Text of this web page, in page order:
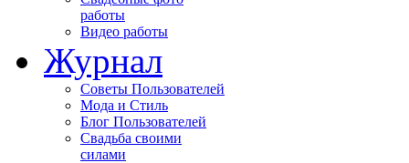
работы
Видео работы
Журнал
Советы Пользователей
Мода и Стиль
Блог Пользователей
Свадьба своими
силами